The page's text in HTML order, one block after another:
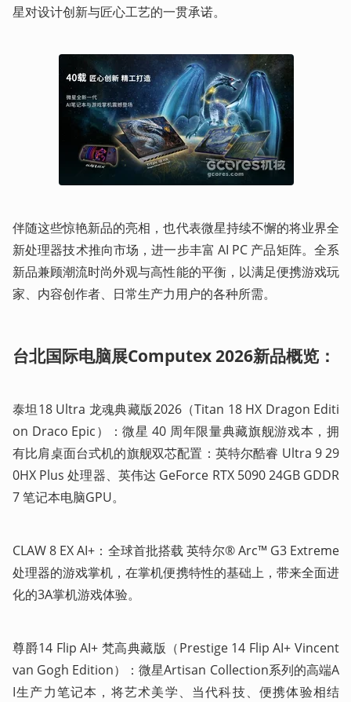
星对设计创新与匠心工艺的一贯承诺。
伴随这些惊艳新品的亮相，也代表微星持续不懈的将业界全
新处理器技术推向市场，进一步丰富 AI PC 产品矩阵。全系
新品兼顾潮流时尚外观与高性能的平衡，以满足便携游戏玩
家、内容创作者、日常生产力用户的各种所需。
台北国际电脑展Computex 2026新品概览：
泰坦18 Ultra 龙魂典藏版2026（Titan 18 HX Dragon Editi
on Draco Epic）：微星 40 周年限量典藏旗舰游戏本，拥
有比肩桌面台式机的旗舰双芯配置：英特尔酷睿 Ultra 9 29
0HX Plus 处理器、英伟达 GeForce RTX 5090 24GB GDDR
7 笔记本电脑GPU。
CLAW 8 EX AI+：全球首批搭载 英特尔® Arc™ G3 Extreme
处理器的游戏掌机，在掌机便携特性的基础上，带来全面进
化的3A掌机游戏体验。
尊爵14 Flip AI+ 梵高典藏版（Prestige 14 Flip AI+ Vincent
van Gogh Edition）：微星Artisan Collection系列的高端A
I生产力笔记本，将艺术美学、当代科技、便携体验相结